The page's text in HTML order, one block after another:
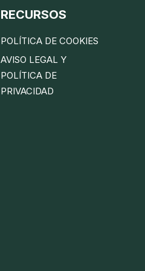
RECURSOS
POLÍTICA DE COOKIES
AVISO LEGAL Y
POLÍTICA DE
PRIVACIDAD